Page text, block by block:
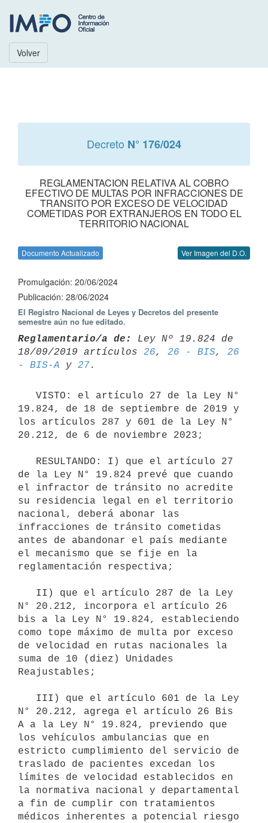
Volver
Decreto N° 176/024
REGLAMENTACION RELATIVA AL COBRO
EFECTIVO DE MULTAS POR INFRACCIONES DE
TRANSITO POR EXCESO DE VELOCIDAD
COMETIDAS POR EXTRANJEROS EN TODO EL
TERRITORIO NACIONAL
Documento Actualizado Ver Imagen del D.O.
Promulgación: 20/06/2024
Publicación: 28/06/2024
El Registro Nacional de Leyes y Decretos del presente
semestre aún no fue editado.
Reglamentario/a de:
Ley Nº 19.824 de
18/09/2019 artículos 26, 26 - BIS, 26
- BIS-A y 27
19.824, de 18 de septiembre de 2019 y
los artículos 287 y 601 de la Ley N°
20.212, de 6 de noviembre 2023;
de la Ley N° 19.824 prevé que cuando
el infractor de tránsito no acredite
su residencia legal en el territorio
nacional, deberá abonar las
infracciones de tránsito cometidas
antes de abandonar el país mediante
el mecanismo que se fije en la
reglamentación respectiva;
N° 20.212, incorpora el artículo 26
bis a la Ley N° 19.824, estableciendo
como tope máximo de multa por exceso
de velocidad en rutas nacionales la
suma de 10 (diez) Unidades
Reajustables;
N° 20.212, agrega el artículo 26 Bis
A a la Ley N° 19.824, previendo que
los vehículos ambulancias que en
estricto cumplimiento del servicio de
traslado de pacientes excedan los
límites de velocidad establecidos en
la normativa nacional y departamental
a fin de cumplir con tratamientos
médicos inherentes a potencial riesgo